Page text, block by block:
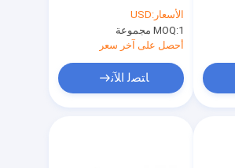
الأسعار:USD
MOQ:1 مجموعة
أحصل على آخر سعر
ﺎﺘﺼﻟ ﺍﻶﻧ